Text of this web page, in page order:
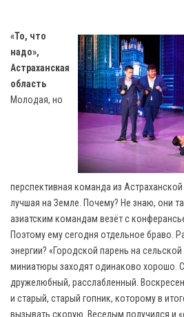
«То, что
надо»,
Астраханская
область
Молодая, но
перспективная команда из
лучшая на Земле. Почему? Не знаю, они
азиатским командам везёт с
Поэтому ему сегодня отдельное браво.
энергии? «Городской парень на
миниатюры заходят одинаково хорошо.
дружелюбный, расслабленный.
и старый, старый гопник, которому в
вызывать скорую. Веселым получился и